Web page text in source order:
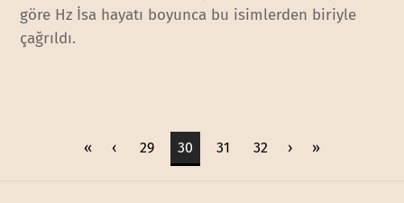
göre Hz İsa hayatı boyunca bu isimlerden biriyle
çağrıldı.
« ‹ 29 30 31 32 › »